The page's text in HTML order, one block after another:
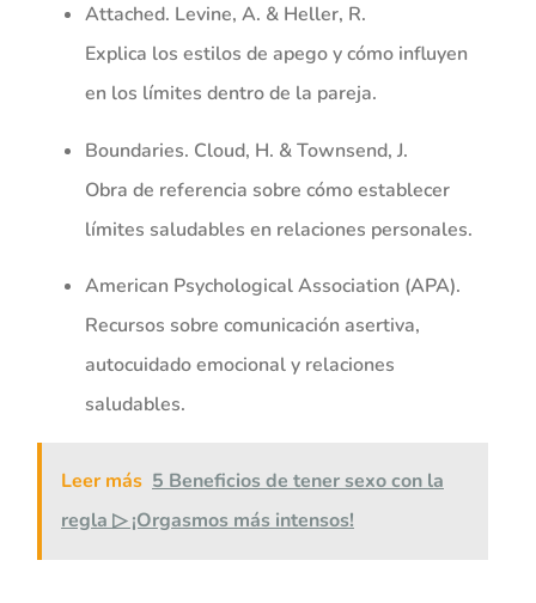
Attached. Levine, A. & Heller, R.
Explica los estilos de apego y cómo influyen
en los límites dentro de la pareja.
Boundaries. Cloud, H. & Townsend, J.
Obra de referencia sobre cómo establecer
límites saludables en relaciones personales.
American Psychological Association (APA).
Recursos sobre comunicación asertiva,
autocuidado emocional y relaciones
saludables.
Leer más 5 Beneficios de tener sexo con la
regla ▷ ¡Orgasmos más intensos!